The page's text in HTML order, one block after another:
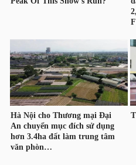
YẾU
TIÊU
DÙNG
YẾU